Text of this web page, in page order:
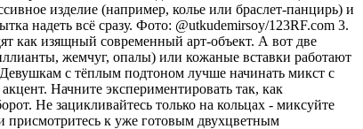
изделие (например, колье или браслет-панцирь) и
надеть всё сразу. Фото: @utkudemirsoy/123RF.com 3.
как изящный современный арт-объект. А вот две
жемчуг, опалы) или кожаные вставки работают
с тёплым подтоном лучше начинать микст с
Начните экспериментировать так, как
Не зацикливайтесь только на кольцах - миксуйте
присмотритесь к уже готовым двухцветным